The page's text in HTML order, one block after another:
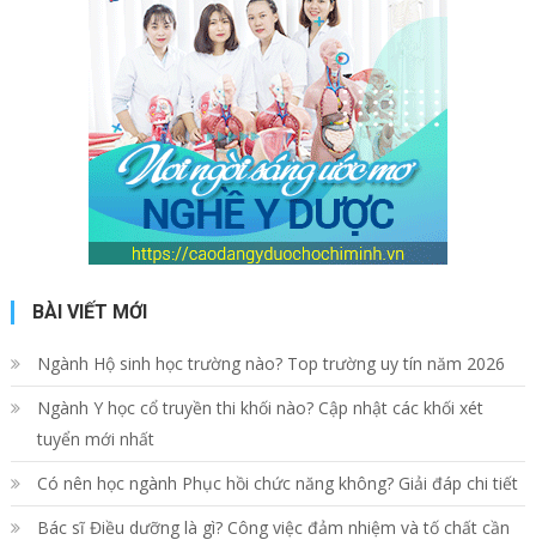
BÀI VIẾT MỚI
Ngành Hộ sinh học trường nào? Top trường uy tín năm 2026
Ngành Y học cổ truyền thi khối nào? Cập nhật các khối xét
tuyển mới nhất
Có nên học ngành Phục hồi chức năng không? Giải đáp chi tiết
Bác sĩ Điều dưỡng là gì? Công việc đảm nhiệm và tố chất cần